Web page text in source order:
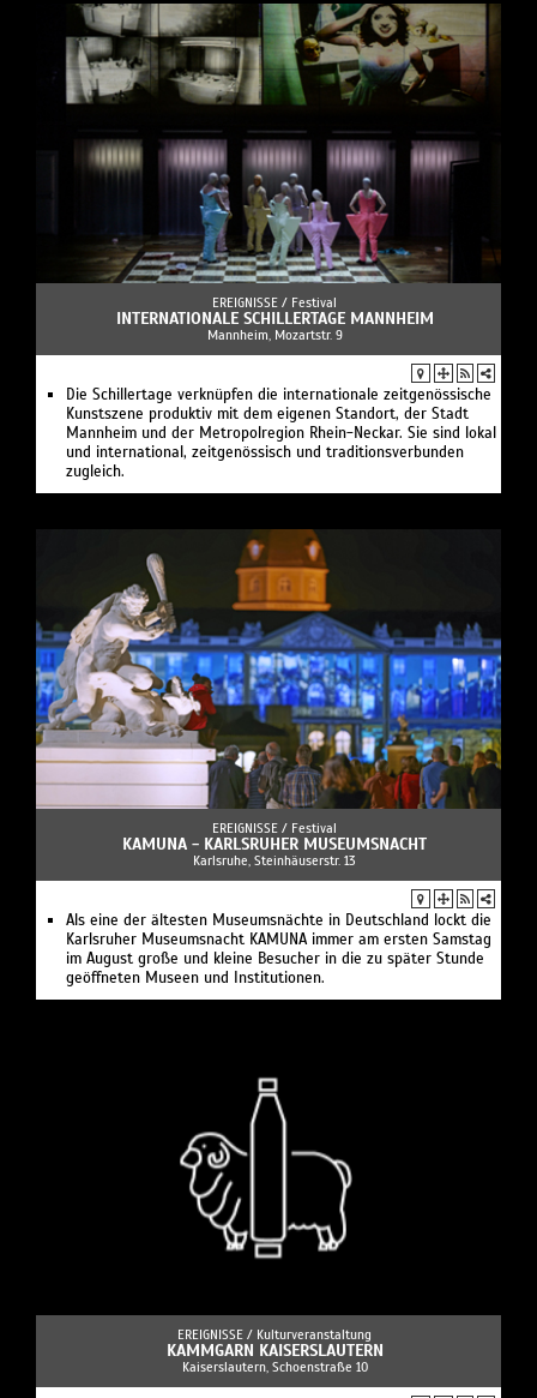
EREIGNISSE / Festival
INTERNATIONALE SCHILLERTAGE MANNHEIM
Mannheim, Mozartstr. 9
Die Schillertage verknüpfen die internationale zeitgenössische
Kunstszene produktiv mit dem eigenen Standort, der Stadt
Mannheim und der Metropolregion Rhein-Neckar. Sie sind lokal
und international, zeitgenössisch und traditionsverbunden
zugleich.
EREIGNISSE / Festival
KAMUNA - KARLSRUHER MUSEUMSNACHT
Karlsruhe, Steinhäuserstr. 13
Als eine der ältesten Museumsnächte in Deutschland lockt die
Karlsruher Museumsnacht KAMUNA immer am ersten Samstag
im August große und kleine Besucher in die zu später Stunde
geöffneten Museen und Institutionen.
EREIGNISSE / Kulturveranstaltung
KAMMGARN KAISERSLAUTERN
Kaiserslautern, Schoenstraße 10